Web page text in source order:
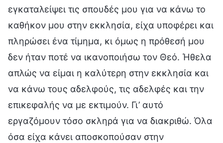
εγκαταλείψει τις σπουδές μου για να κάνω το
καθήκον μου στην εκκλησία, είχα υποφέρει και
πληρώσει ένα τίμημα, κι όμως η πρόθεσή μου
δεν ήταν ποτέ να ικανοποιήσω τον Θεό. Ήθελα
απλώς να είμαι η καλύτερη στην εκκλησία και
να κάνω τους αδελφούς, τις αδελφές και την
επικεφαλής να με εκτιμούν. Γι’ αυτό
εργαζόμουν τόσο σκληρά για να διακριθώ. Όλα
όσα είχα κάνει αποσκοπούσαν στην